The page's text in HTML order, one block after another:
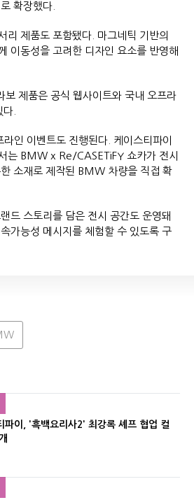
로 확장했다.
리 제품도 포함됐다. 마그네틱 기반의
이동성을 고려한 디자인 요소를 반영해
제품은 공식 웹사이트와 국내 오프라
다.
인 이벤트도 진행된다. 케이스티파이
는 BMW x Re/CASETiFY 쇼카가 전시
소재로 제작된 BMW 차량을 직접 확
드 스토리를 담은 전시 공간도 운영돼
가능성 메시지를 체험할 수 있도록 구
파이, '흑백요리사2' 최강록 셰프 협업 컬